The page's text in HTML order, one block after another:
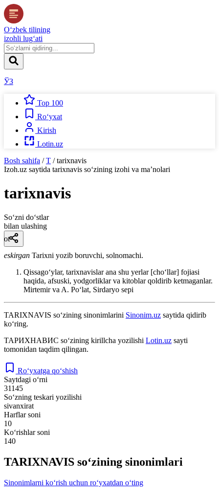
O‘zbek tilining
izohli lug‘ati
ЎЗ
Top 100
Ro‘yxat
Kirish
Lotin.uz
Bosh sahifa / T / tarixnavis
Izoh.uz saytida tarixnavis so‘zining izohi va ma’nolari
tarixnavis
So‘zni do‘stlar
bilan ulashing
ot
eskirgan Tarixni yozib boruvchi, solnomachi.
Qissagoʻylar, tarixnavislar ana shu yerlar [choʻllar] fojiasi
haqida, afsuski, yodgorliklar va kitoblar qoldirib ketmaganlar.
Mirtemir va A. Poʻlat, Sirdaryo sepi
TARIXNAVIS so‘zining sinonimlarini Sinonim.uz saytida qidirib
ko‘ring.
ТАРИХНАВИС so‘zining kirillcha yozilishi Lotin.uz sayti
tomonidan taqdim qilingan.
Ro‘yxatga qo‘shish
Saytdagi o‘rni
31145
So‘zning teskari yozilishi
sivanxirat
Harflar soni
10
Ko‘rishlar soni
140
TARIXNAVIS so‘zining sinonimlari
Sinonimlarni ko‘rish uchun ro‘yxatdan o‘ting